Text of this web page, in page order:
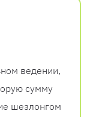
ведении,
сумму
шезлонгом